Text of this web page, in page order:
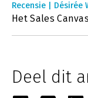
Recensie | Désirée
Het Sales
Deel dit